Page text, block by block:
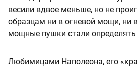
весили вдвое меньше, но не
образцам ни в огневой мощи, ни
мощные пушки стали
Любимицами Наполеона, его